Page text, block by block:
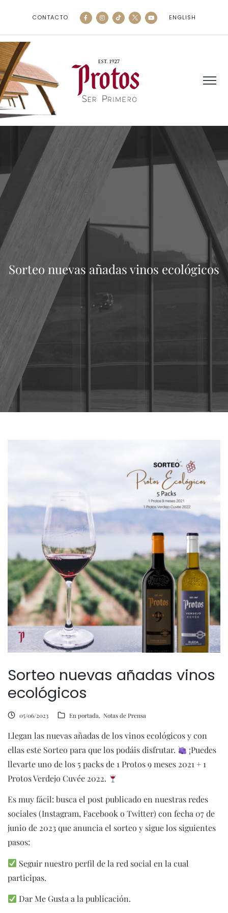
CONTACTO ENGLISH
Sorteo nuevas añadas vinos ecológicos
Sorteo nuevas añadas vinos
ecológicos
05/06/2023 En portada Notas de Prensa
Llegan las nuevas añadas de los vinos ecológicos y con
ellas este Sorteo para que los podáis disfrutar.
¡Puedes
llevarte uno de los 5 packs de 1 Protos 9 meses 2021 + 1
Protos Verdejo Cuvée 2022.
Es muy fácil: busca el post publicado en nuestras redes
sociales (Instagram, Facebook o Twitter) con fecha 07 de
junio de 2023 que anuncia el sorteo y sigue los siguientes
pasos:
Seguir nuestro perfil de la red social en la cual
participas.
Dar Me Gusta a la publicación.